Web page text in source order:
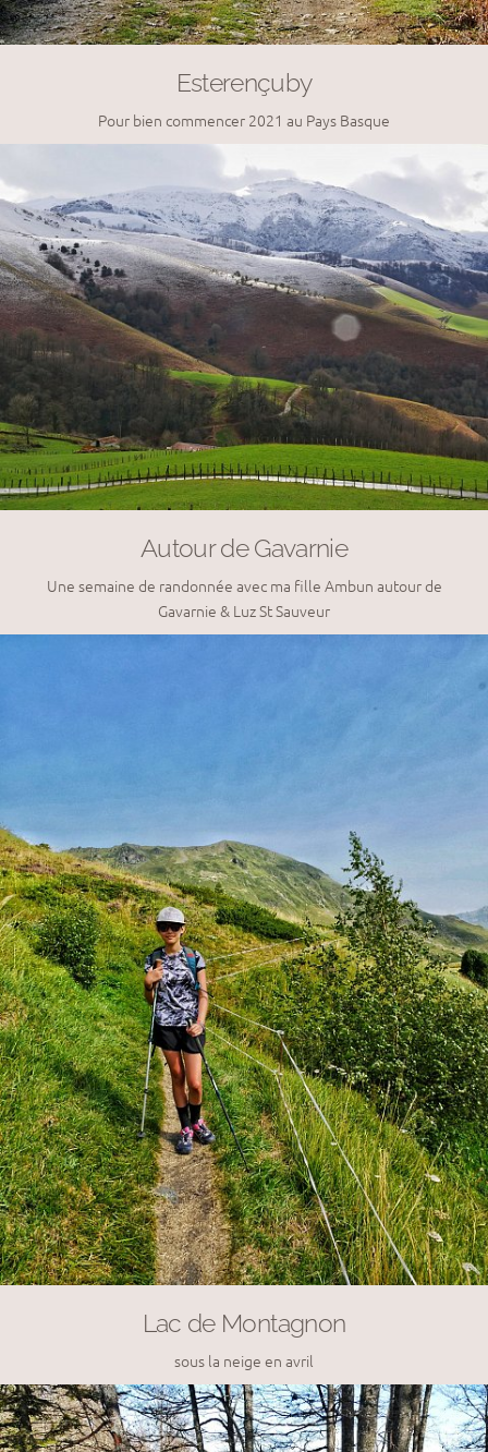
Esterençuby
Pour bien commencer 2021 au Pays Basque
Autour de Gavarnie
Une semaine de randonnée avec ma fille Ambun autour de
Gavarnie & Luz St Sauveur
Lac de Montagnon
sous la neige en avril